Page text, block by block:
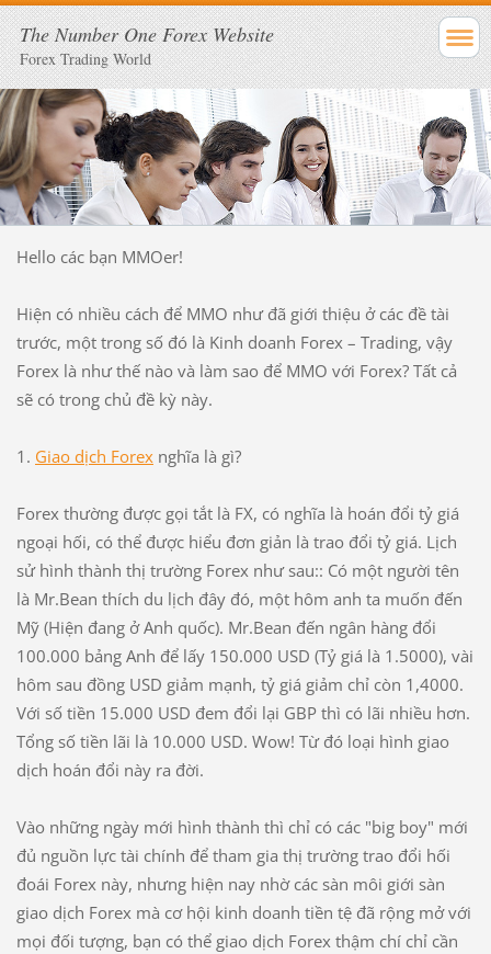
The Number One Forex Website
Forex Trading World
Hello các bạn MMOer!
Hiện có nhiều cách để MMO như đã giới thiệu ở các đề tài
trước, một trong số đó là Kinh doanh Forex – Trading, vậy
Forex là như thế nào và làm sao để MMO với Forex? Tất cả
sẽ có trong chủ đề kỳ này.
1. Giao dịch Forexnghĩa là gì?
Forex thường được gọi tắt là FX, có nghĩa là hoán đổi tỷ giá
ngoại hối, có thể được hiểu đơn giản là trao đổi tỷ giá. Lịch
sử hình thành thị trường Forex như sau:: Có một người tên
là Mr.Bean thích du lịch đây đó, một hôm anh ta muốn đến
Mỹ (Hiện đang ở Anh quốc). Mr.Bean đến ngân hàng đổi
100.000 bảng Anh để lấy 150.000 USD (Tỷ giá là 1.5000), vài
hôm sau đồng USD giảm mạnh, tỷ giá giảm chỉ còn 1,4000.
Với số tiền 15.000 USD đem đổi lại GBP thì có lãi nhiều hơn.
Tổng số tiền lãi là 10.000 USD. Wow! Từ đó loại hình giao
dịch hoán đổi này ra đời.
Vào những ngày mới hình thành thì chỉ có các "big boy" mới
đủ nguồn lực tài chính để tham gia thị trường trao đổi hối
đoái Forex này, nhưng hiện nay nhờ các sàn môi giới sàn
giao dịch Forex mà cơ hội kinh doanh tiền tệ đã rộng mở với
mọi đối tượng, bạn có thể giao dịch Forex thậm chí chỉ cần